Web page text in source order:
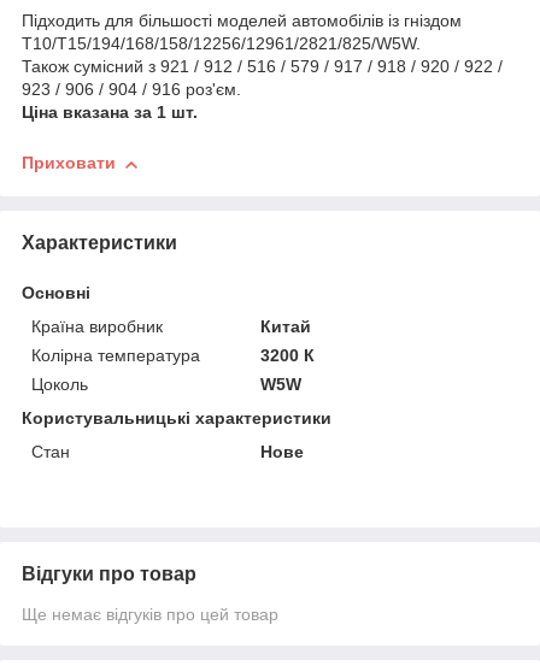
Підходить для більшості моделей автомобілів із гніздом
T10/T15/194/168/158/12256/12961/2821/825/W5W.
Також сумісний з 921 / 912 / 516 / 579 / 917 / 918 / 920 / 922 /
923 / 906 / 904 / 916 роз'єм.
Ціна вказана за 1 шт.
Приховати
Характеристики
Основні
Країна виробник
Китай
Колірна температура
3200 К
Цоколь
W5W
Користувальницькі характеристики
Стан
Нове
Відгуки про товар
Ще немає відгуків про цей товар